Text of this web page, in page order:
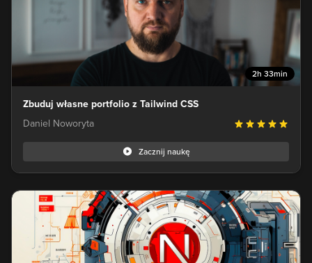
2h 33min
Zbuduj własne portfolio z Tailwind CSS
Daniel Noworyta
Zacznij naukę